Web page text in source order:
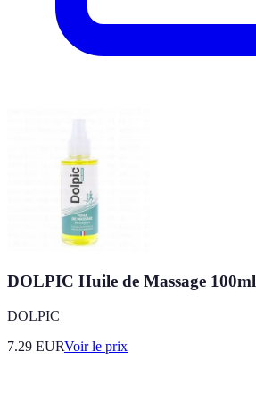
DOLPIC Huile de Massage 100ml
DOLPIC
7.29 EURVoir le prix